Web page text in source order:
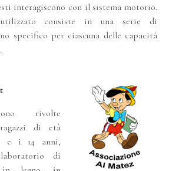
interagiscono con il sistema motorio.
consiste in una serie di
specifico per ciascuna delle capacità
rivolte
di età
e i 14 anni,
di